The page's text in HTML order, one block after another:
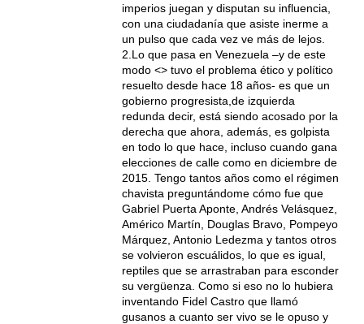
imperios juegan y disputan su influencia,
con una ciudadanía que asiste inerme a
un pulso que cada vez ve más de lejos.
2.Lo que pasa en Venezuela –y de este
modo <> tuvo el problema ético y político
resuelto desde hace 18 años- es que un
gobierno progresista,de izquierda
redunda decir, está siendo acosado por la
derecha que ahora, además, es golpista
en todo lo que hace, incluso cuando gana
elecciones de calle como en diciembre de
2015. Tengo tantos años como el régimen
chavista preguntándome cómo fue que
Gabriel Puerta Aponte, Andrés Velásquez,
Américo Martín, Douglas Bravo, Pompeyo
Márquez, Antonio Ledezma y tantos otros
se volvieron escuálidos, lo que es igual,
reptiles que se arrastraban para esconder
su vergüenza. Como si eso no lo hubiera
inventando Fidel Castro que llamó
gusanos a cuanto ser vivo se le opuso y